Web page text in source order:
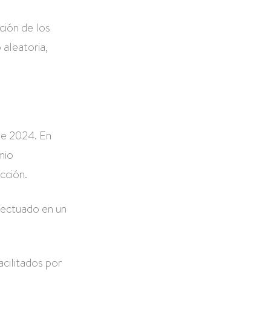
de los
aleatoria,
2024. En
en un
por